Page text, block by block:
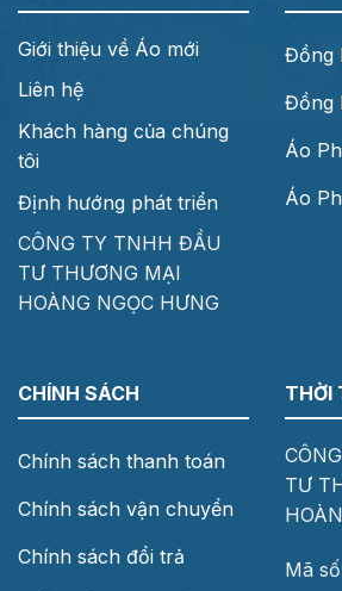
Giới thiệu về Áo mới
Liên hệ
Khách hàng của chúng
tôi
Định hướng phát triển
CÔNG TY TNHH ĐẦU
TƯ THƯƠNG MẠI
HOÀNG NGỌC HƯNG
Đồng
Đồng
Áo
Áo
CHÍNH SÁCH
Chính sách thanh toán
Chính sách vận chuyển
Chính sách đổi trả
THỜI
TƯ
Mã